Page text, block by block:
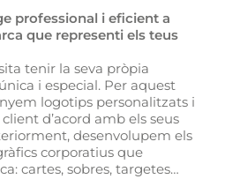
professional i eficient a
que representi els teus
tenir la seva pròpia
i especial. Per aquest
logotips personalitzats i
d’acord amb els seus
desenvolupem els
corporatius que
cartes, sobres, targetes…